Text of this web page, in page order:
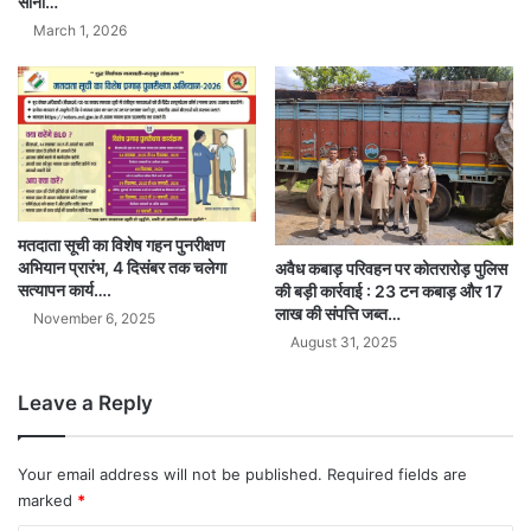
March 1, 2026
मतदाता सूची का विशेष गहन पुनरीक्षण
अभियान प्रारंभ, 4 दिसंबर तक चलेगा
सत्यापन कार्य….
November 6, 2025
अवैध कबाड़ परिवहन पर कोतरारोड़ पुलिस
की बड़ी कार्रवाई : 23 टन कबाड़ और 17
लाख की संपत्ति जब्त…
August 31, 2025
Leave a Reply
Your email address will not be published. Required fields are
marked *